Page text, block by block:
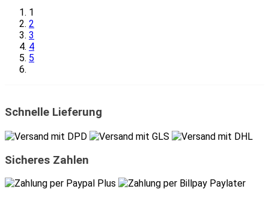
1
2
3
4
5
Schnelle Lieferung
Sicheres Zahlen